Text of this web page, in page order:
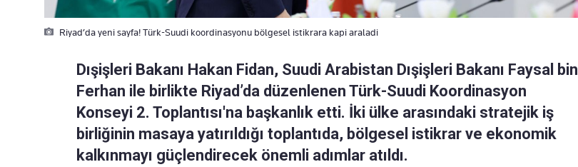
Riyad’da yeni sayfa! Türk-Suudi koordinasyonu bölgesel istikrara kapi araladi
Dışişleri Bakanı Hakan Fidan, Suudi Arabistan Dışişleri Bakanı Faysal bin
Ferhan ile birlikte Riyad’da düzenlenen Türk-Suudi Koordinasyon
Konseyi 2. Toplantısı'na başkanlık etti. İki ülke arasındaki stratejik iş
birliğinin masaya yatırıldığı toplantıda, bölgesel istikrar ve ekonomik
kalkınmayı güçlendirecek önemli adımlar atıldı.